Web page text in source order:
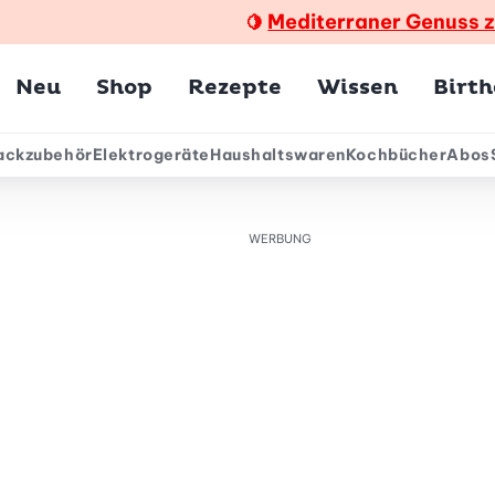
🍋 Mediterraner Genuss
Neu Shop Rezepte Wissen
ElektrogeräteHaushaltswarenKochbücherAbos
WERBUNG